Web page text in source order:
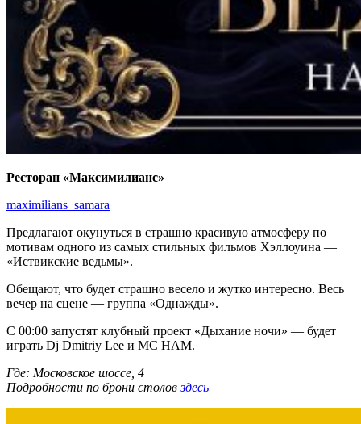
Ресторан «Максимилианс»
maximilians_samara
Предлагают окунуться в страшно красивую атмосферу по
мотивам одного из самых стильных фильмов Хэллоуина —
«Иствикские ведьмы».
Обещают, что будет страшно весело и жутко интересно. Весь
вечер на сцене — группа «Однажды».
С 00:00 запустят клубный проект «Дыхание ночи» — будет
играть Dj Dmitriy Lee и MC HAM.
Где: Московское шоссе, 4
Подробности по брони столовздесь